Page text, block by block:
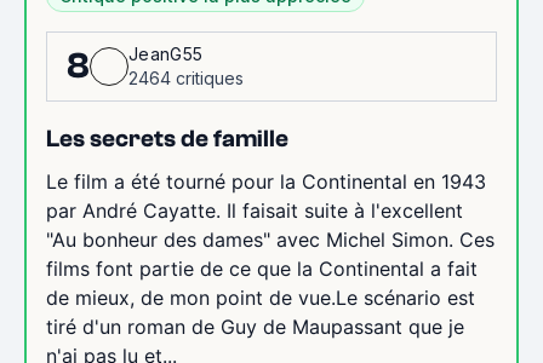
8
JeanG55
2464 critiques
Les secrets de famille
Le film a été tourné pour la Continental en 1943
par André Cayatte. Il faisait suite à l'excellent
"Au bonheur des dames" avec Michel Simon. Ces
films font partie de ce que la Continental a fait
de mieux, de mon point de vue.Le scénario est
tiré d'un roman de Guy de Maupassant que je
n'ai pas lu et...